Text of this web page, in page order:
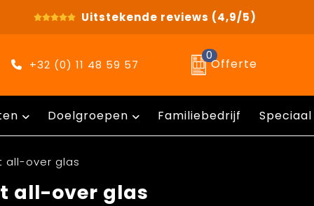
Uitstekende reviews (4,9/5)
+32 (0) 11 48 59 57
0
Offerte
Doelgroepen Familiebedrijf
all-over glas
all-over glas